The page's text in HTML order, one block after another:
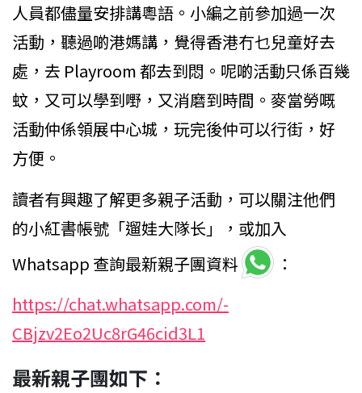
人員都儘量安排講粵語。小編之前參加過一次
活動，聽過啲港媽講，覺得香港冇乜兒童好去
處，去 Playroom 都去到悶。呢啲活動只係百幾
蚊，又可以學到嘢，又消磨到時間。麥當勞嘅
活動仲係領展中心城，玩完後仲可以行街，好
方便。
讀者有興趣了解更多親子活動，可以關注他們
的小紅書帳號「遛娃大隊长」，或加入
Whatsapp 查詢最新親子團資料
：
https://chat.whatsapp.com/-
CBjzv2Eo2Uc8rG46cid3L1
最新親子團如下：